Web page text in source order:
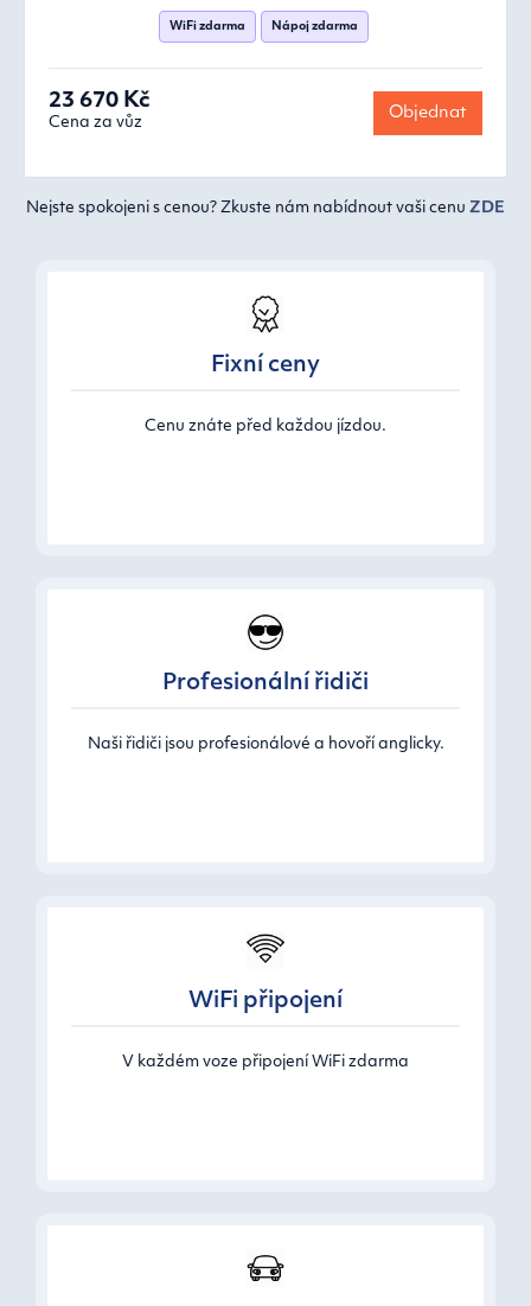
WiFi zdarma Nápoj zdarma
23 670 Kč
Cena za vůz
Objednat
Nejste spokojeni s cenou? Zkuste nám nabídnout vaši cenu ZDE
Fixní ceny
Cenu znáte před každou jízdou.
Profesionální řidiči
Naši řidiči jsou profesionálové a hovoří anglicky.
WiFi připojení
V každém voze připojení WiFi zdarma